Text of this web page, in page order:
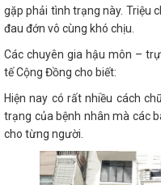
gặp phải tình trạng này. Triệu
đau đớn vô cùng khó chịu.
Các chuyên gia hậu môn –
tế Cộng Đồng cho biết:
Hiện nay có rất nhiều cách
trạng của bệnh nhân mà các
cho từng người.